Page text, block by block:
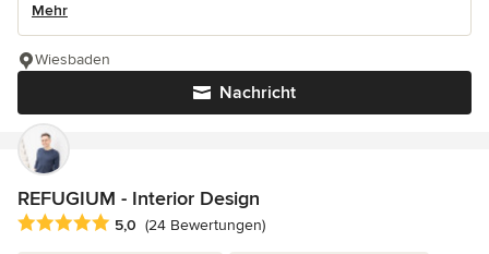
Mehr
Nachricht
Wiesbaden
REFUGIUM - Interior Design
Durchschnittliche Bewertung: 5 von 5 Sternen
5,0 (24 Bewertungen)